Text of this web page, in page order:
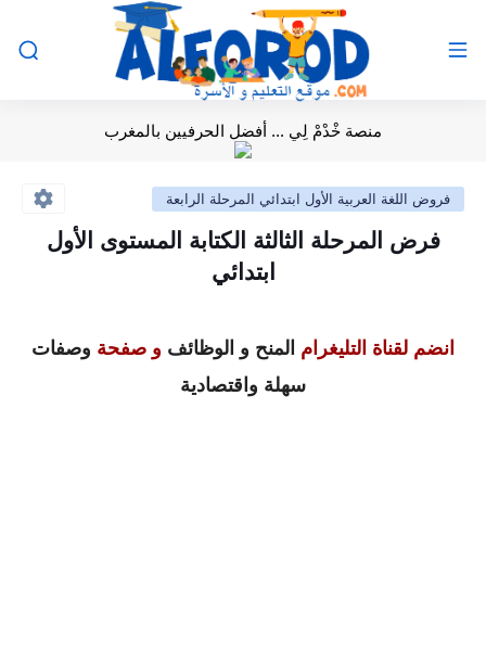
منصة خْدْمْ لِي ... أفضل الحرفيين بالمغرب
فروض اللغة العربية الأول ابتدائي المرحلة الرابعة
فرض المرحلة الثالثة الكتابة المستوى الأول
ابتدائي
انضم لقناة التليغرام المنح و الوظائف و صفحة وصفات
سهلة واقتصادية